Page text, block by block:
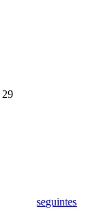
29
Eventos
seguintes